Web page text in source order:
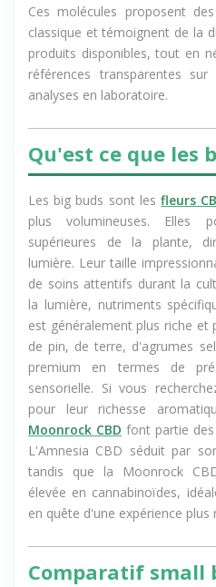
nouvelle génération comme le
Ces molécules proposent
classique et témoignent de la
produits disponibles, tout en
références transparentes
Qu'est ce que les
Les big buds sont les fleurs
plus volumineuses. Elles
supérieures de la plante,
lumière. Leur taille
de soins attentifs durant la
la lumière, nutriments
est généralement plus riche et
de pin, de terre, d'agrumes
premium en termes de
sensorielle. Si vous
pour leur richesse
Moonrock CBDfont partie des
L'Amnesia CBD séduit par
tandis que la Moonrock
élevée en cannabinoïdes,